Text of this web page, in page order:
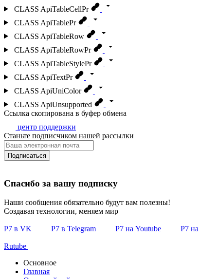
CLASS ApiTableCellPr
CLASS ApiTablePr
CLASS ApiTableRow
CLASS ApiTableRowPr
CLASS ApiTableStylePr
CLASS ApiTextPr
CLASS ApiUniColor
CLASS ApiUnsupported
Ссылка скопирована в буфер обмена
центр поддержки
Станьте подписчиком нашей рассылки
Подписаться
Спасибо за вашу подписку
Наши сообщения обязательно будут вам полезны!
Создавая технологии, меняем мир
Р7 в VK Р7 в Telegram Р7 на Youtube Р7 на
Rutube
Основное
Главная